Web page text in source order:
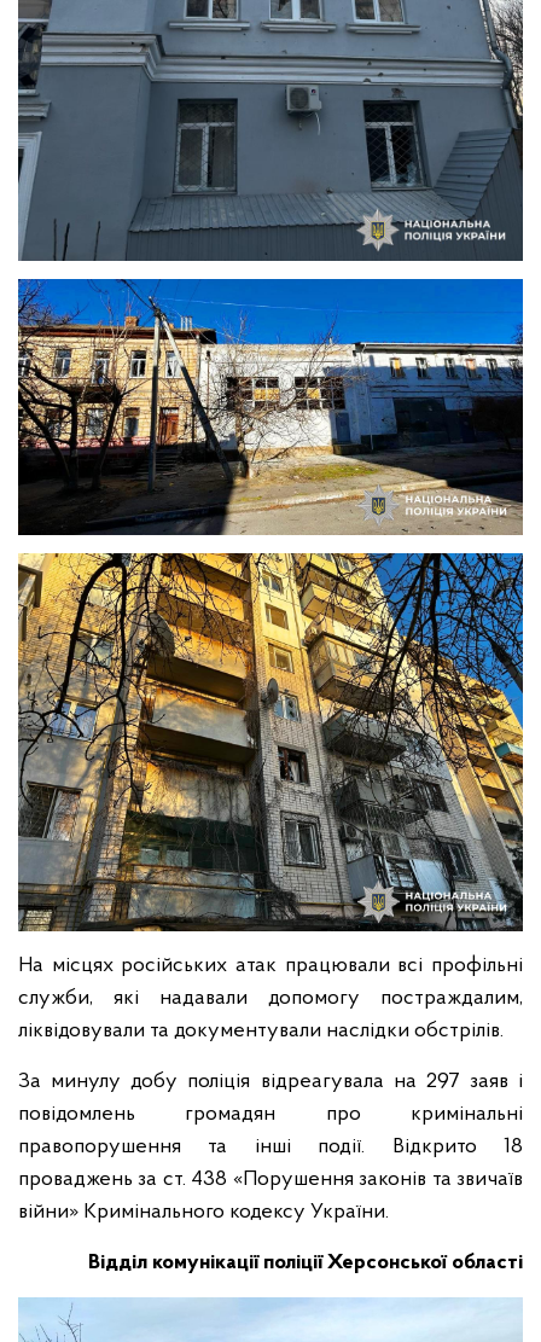
На місцях російських атак працювали всі профільні
служби, які надавали допомогу постраждалим,
ліквідовували та документували наслідки обстрілів.
За минулу добу поліція відреагувала на 297 заяв і
повідомлень громадян про кримінальні
правопорушення та інші події. Відкрито 18
проваджень за ст. 438 «Порушення законів та звичаїв
війни» Кримінального кодексу України.
Відділ комунікації поліції Херсонської області